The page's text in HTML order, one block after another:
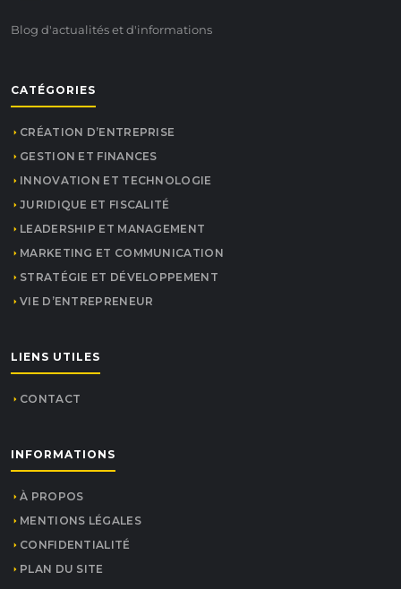
Blog d'actualités et d'informations
CATÉGORIES
CRÉATION D’ENTREPRISE
GESTION ET FINANCES
INNOVATION ET TECHNOLOGIE
JURIDIQUE ET FISCALITÉ
LEADERSHIP ET MANAGEMENT
MARKETING ET COMMUNICATION
STRATÉGIE ET DÉVELOPPEMENT
VIE D’ENTREPRENEUR
LIENS UTILES
CONTACT
INFORMATIONS
À PROPOS
MENTIONS LÉGALES
CONFIDENTIALITÉ
PLAN DU SITE